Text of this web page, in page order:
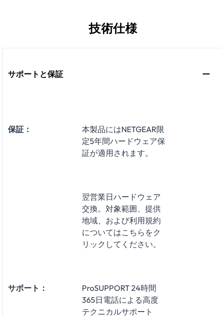
技術仕様
サポートと保証
保証：
本製品にはNETGEAR限
定5年間ハードウェア保
証が適用されます。
翌営業日ハードウェア
交換。対象範囲、提供
地域、および利用規約
についてはこちらをク
リックしてください。
サポート：
ProSUPPORT 24時間
365日電話による高度
テクニカルサポート